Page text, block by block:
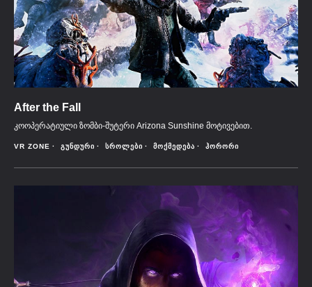
After the Fall
კოოპერატიული ზომბი-შუტერი Arizona Sunshine მოტივებით.
VR ZONE ᲒᲣᲜᲓᲣᲠᲘ ᲡᲠᲝᲚᲔᲑᲘ ᲛᲝᲥᲛᲔᲓᲔᲑᲐ ᲰᲝᲠᲝᲠᲘ